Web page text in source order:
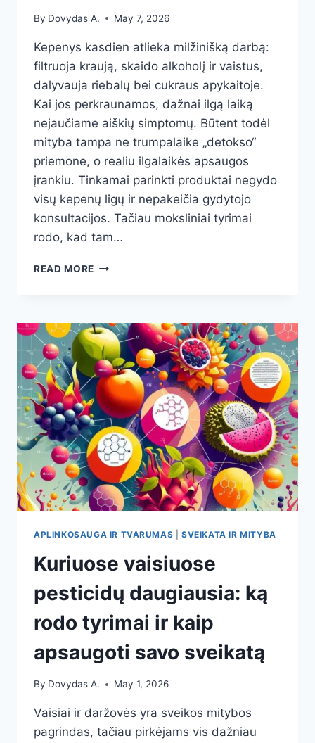
By Dovydas A. May 7, 2026
Kepenys kasdien atlieka milžinišką darbą:
filtruoja kraują, skaido alkoholį ir vaistus,
dalyvauja riebalų bei cukraus apykaitoje.
Kai jos perkraunamos, dažnai ilgą laiką
nejaučiame aiškių simptomų. Būtent todėl
mityba tampa ne trumpalaike „detokso“
priemone, o realiu ilgalaikės apsaugos
įrankiu. Tinkamai parinkti produktai negydo
visų kepenų ligų ir nepakeičia gydytojo
konsultacijos. Tačiau moksliniai tyrimai
rodo, kad tam…
READ MORE KĄ
8
MOKSLIŠKAI
PAGRĮSTI
PRODUKTAI,
PADEDANTYS
KEPENIMS
ATSIGAUTI
APLINKOSAUGA IR TVARUMAS |SVEIKATA IR MITYBA
Kuriuose vaisiuose
pesticidų daugiausia: ką
rodo tyrimai ir kaip
apsaugoti savo sveikatą
By Dovydas A. May 1, 2026
Vaisiai ir daržovės yra sveikos mitybos
pagrindas, tačiau pirkėjams vis dažniau